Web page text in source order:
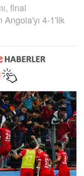
final
4-1'lik